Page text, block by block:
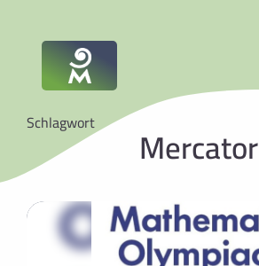
Schlagwort Mercator